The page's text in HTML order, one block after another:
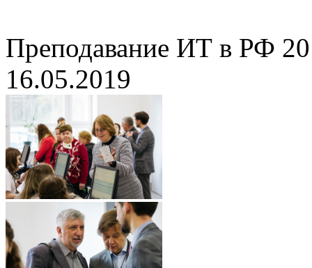
Преподавание ИТ в РФ
16.05.2019